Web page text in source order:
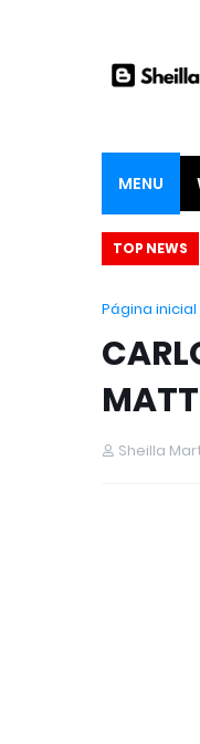
MENU
TOP NEWS
Página inicial
Sheilla